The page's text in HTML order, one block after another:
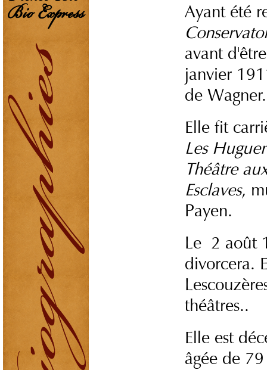
Ayant été
avant
janvier
de Wagner.
Elle fit
Les
Théâtre
Esclaves,
Payen.
Le 2 août
divorcera.
théâtres..
Elle est
âgée de